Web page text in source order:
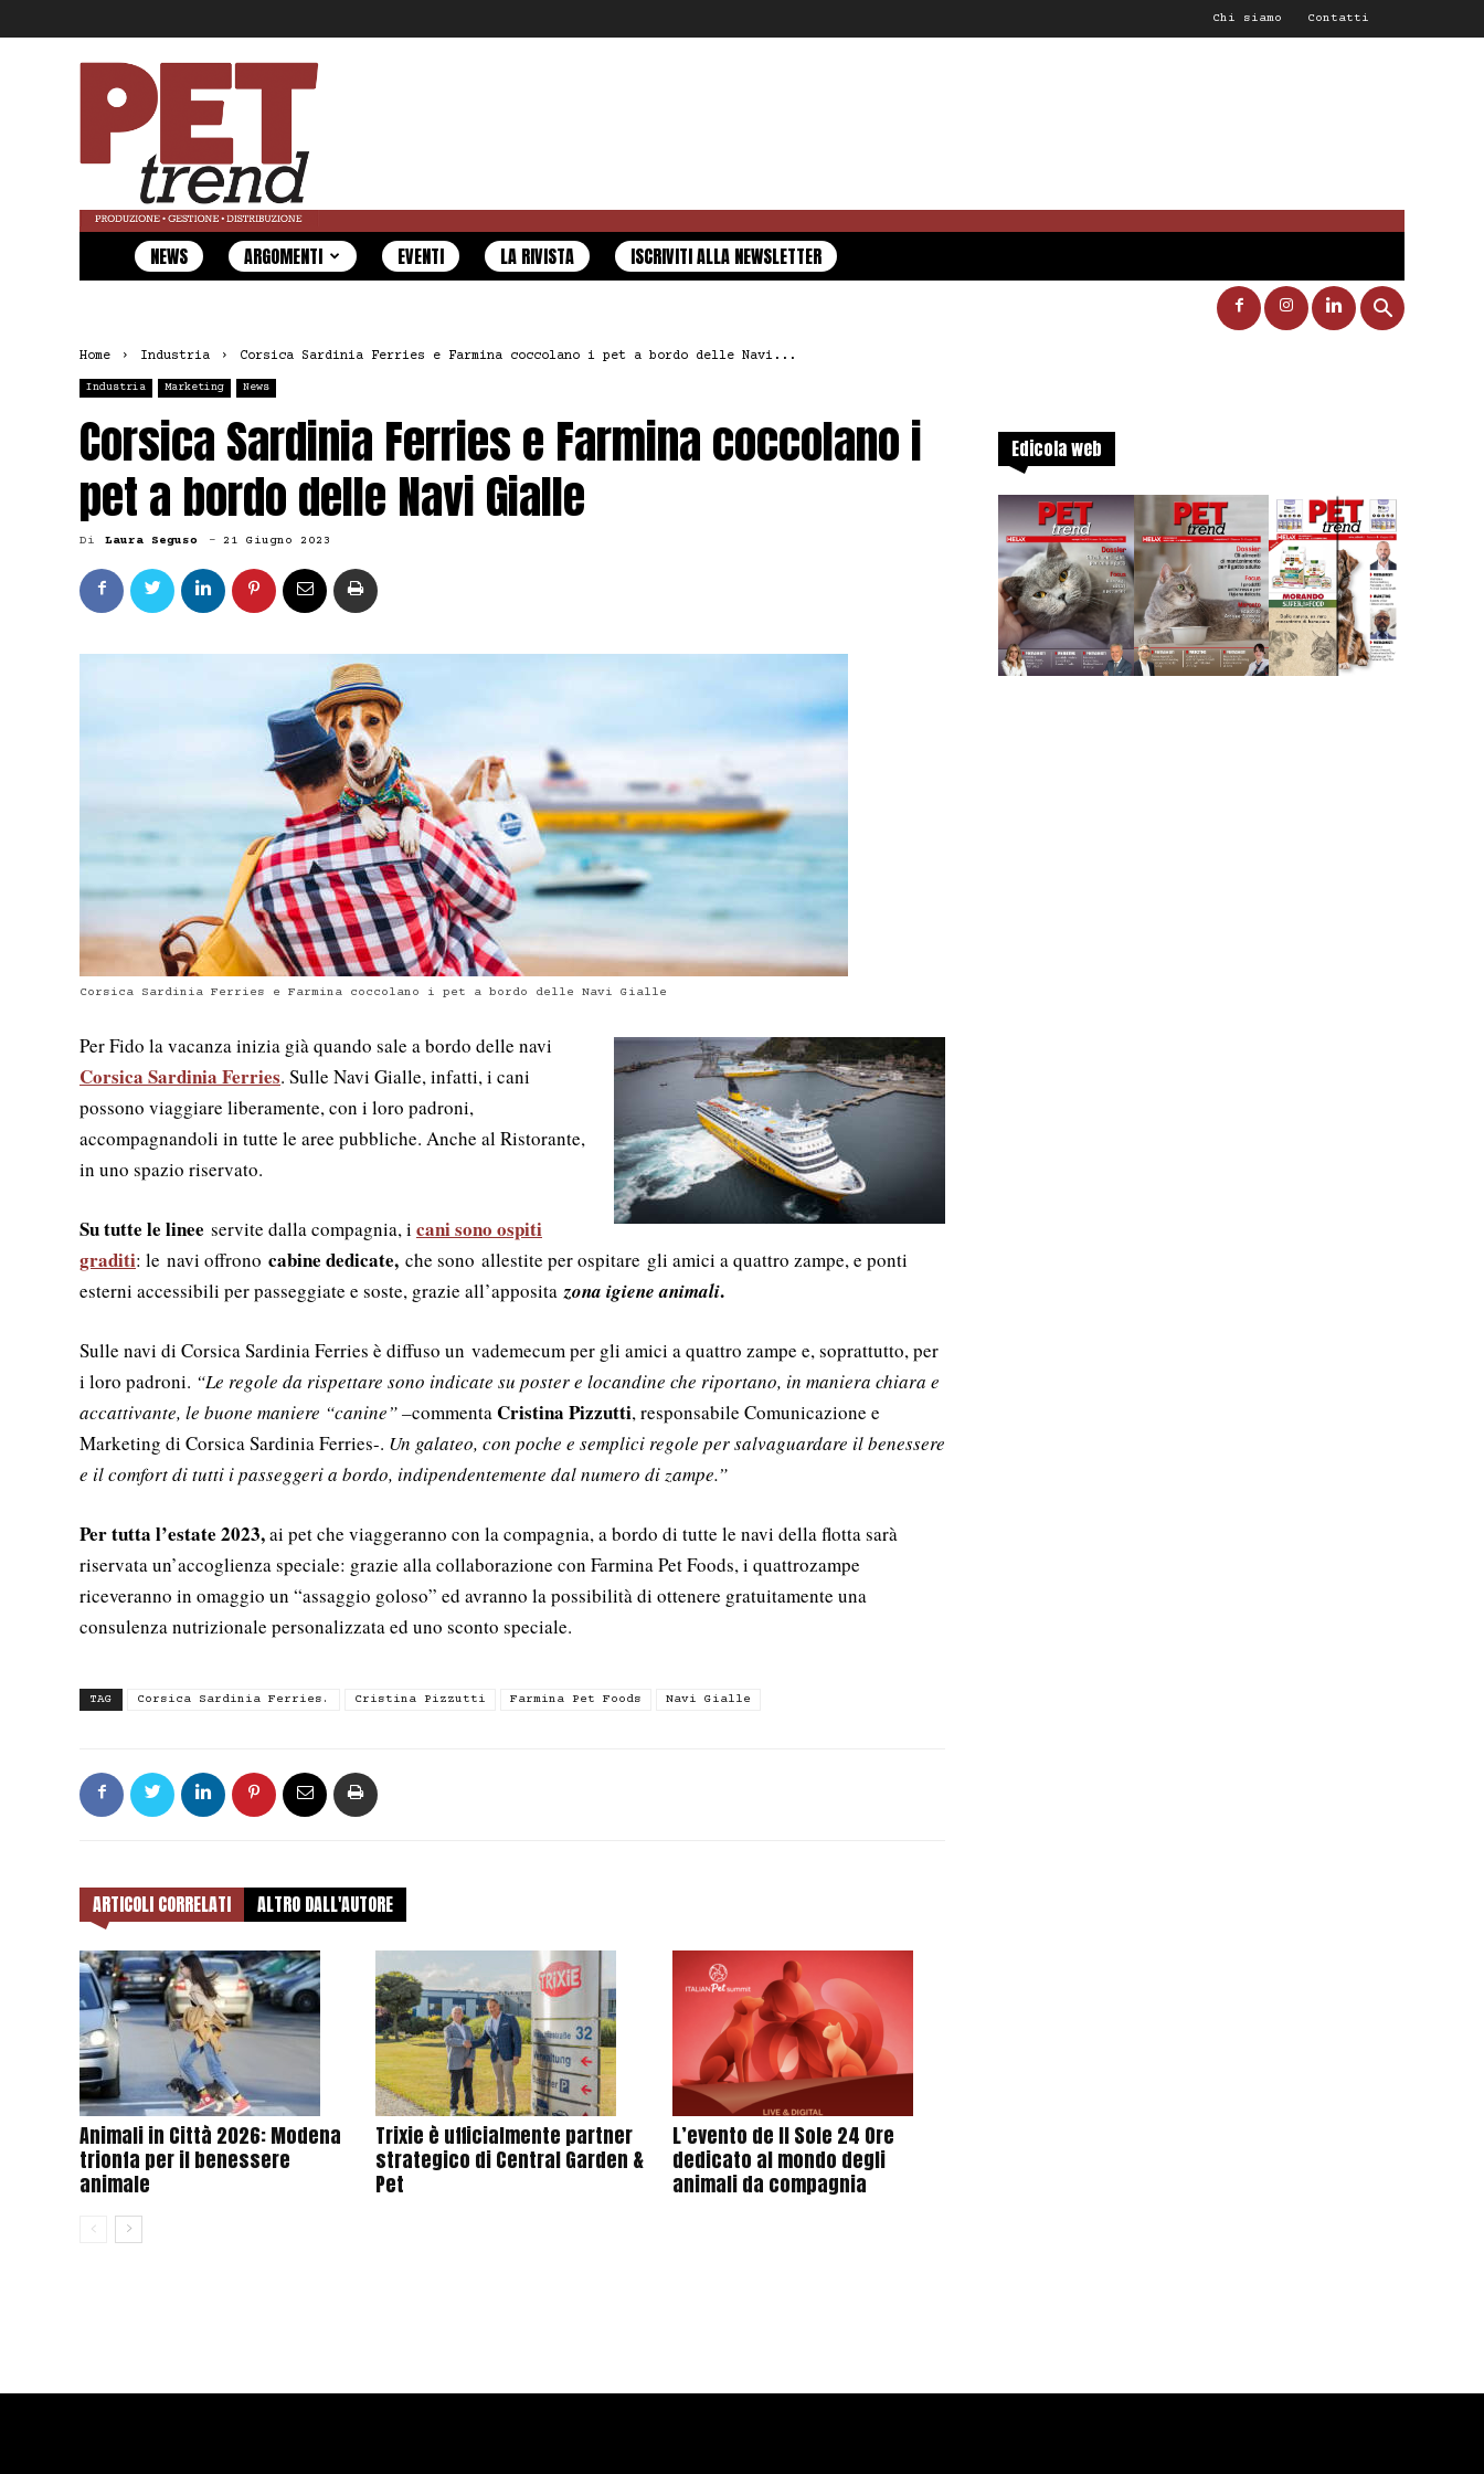
Chi siamo Contatti
Pet
Trend
NEWS ARGOMENTI EVENTI LA RIVISTA ISCRIVITI ALLA NEWSLETTER
Home Industria Corsica Sardinia Ferries e Farmina coccolano i pet a bordo delle Navi...
Industria Marketing News
Corsica Sardinia Ferries e Farmina coccolano i
pet a bordo delle Navi Gialle
Di Laura Seguso - 21 Giugno 2023
Corsica Sardinia Ferries e Farmina coccolano i pet a bordo delle Navi Gialle
Per Fido la vacanza inizia già quando sale a bordo delle navi
Corsica Sardinia Ferries. Sulle Navi Gialle, infatti, i cani
possono viaggiare liberamente, con i loro padroni,
accompagnandoli in tutte le aree pubbliche. Anche al Ristorante,
in uno spazio riservato.
Su tutte le linee servite dalla compagnia, i cani sono ospiti
graditi: le navi offrono cabine dedicate, che sono allestite per ospitare gli amici a quattro zampe, e ponti
esterni accessibili per passeggiate e soste, grazie all’appositazona igiene animali.
Sulle navi di Corsica Sardinia Ferries è diffuso un vademecum per gli amici a quattro zampe e, soprattutto, per
i loro padroni. “Le regole da rispettare sono indicate su poster e locandine che riportano, in maniera chiara e
accattivante, le buone maniere “canine” –commentaCristina Pizzutti, responsabile Comunicazione e
Marketing di Corsica Sardinia Ferries-. Un galateo, con poche e semplici regole per salvaguardare il benessere
e il comfort di tutti i passeggeri a bordo, indipendentemente dal numero di zampe.”
Per tutta l’estate 2023,ai pet che viaggeranno con la compagnia, a bordo di tutte le navi della flotta sarà
riservata un’accoglienza speciale: grazie alla collaborazione con Farmina Pet Foods, i quattrozampe
riceveranno in omaggio un “assaggio goloso” ed avranno la possibilità di ottenere gratuitamente una
consulenza nutrizionale personalizzata ed uno sconto speciale.
TAG Corsica Sardinia Ferries. Cristina Pizzutti Farmina Pet Foods Navi Gialle
ARTICOLI CORRELATI ALTRO DALL'AUTORE
Animali in Città 2026: Modena
trionfa per il benessere
animale
Trixie è ufficialmente partner
strategico di Central Garden &
Pet
L’evento de Il Sole 24 Ore
dedicato al mondo degli
animali da compagnia
Edicola web